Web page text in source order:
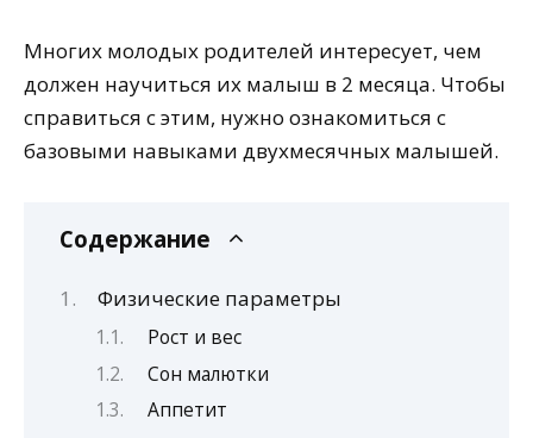
Многих молодых родителей интересует, чем
должен научиться их малыш в 2 месяца. Чтобы
справиться с этим, нужно ознакомиться с
базовыми навыками двухмесячных малышей.
Содержание
Физические параметры
Рост и вес
Сон малютки
Аппетит